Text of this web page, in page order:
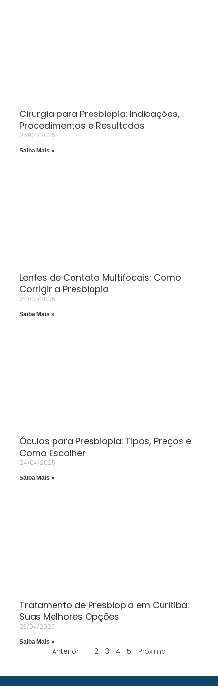
Cirurgia para Presbiopia: Indicações,
Procedimentos e Resultados
25/04/2025
Saiba Mais »
Lentes de Contato Multifocais: Como
Corrigir a Presbiopia
24/04/2025
Saiba Mais »
Óculos para Presbiopia: Tipos, Preços e
Como Escolher
24/04/2025
Saiba Mais »
Tratamento de Presbiopia em Curitiba:
Suas Melhores Opções
23/04/2025
Saiba Mais »
Anterior 1 2 3 4 5 Próximo